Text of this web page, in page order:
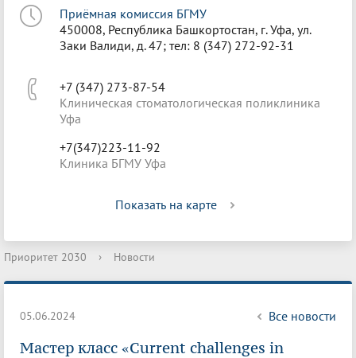
Приёмная комиссия БГМУ
450008, Республика Башкортостан, г. Уфа, ул.
Заки Валиди, д. 47; тел: 8 (347) 272-92-31
+7 (347) 273-87-54
Клиническая стоматологическая поликлиника
Уфа
+7(347)223-11-92
Клиника БГМУ Уфа
Показать на карте
Приоритет 2030 › Новости
05.06.2024 Все новости
Мастер класс «Current challenges in